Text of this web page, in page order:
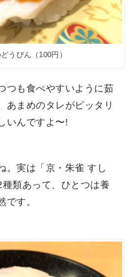
うびん（100円）
つも食べやすいように茹
あまめのタレがピッタリ
いんですよ〜!
。実は「京・朱雀 すし
類あって、ひとつは養
です。